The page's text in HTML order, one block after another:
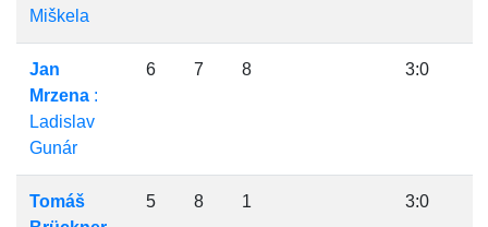
Miškela
Jan
Mrzena :
Ladislav
Gunár
6 7 8 3:0
Tomáš
5 8 1 3:0